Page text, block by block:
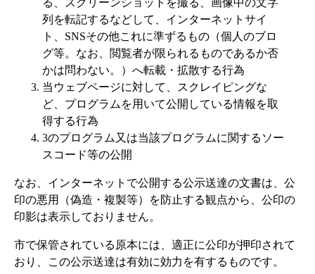
る、スクリーンショットを撮る、画像中の文字
列を転記するなどして、インターネットサイ
ト、SNSその他これに準ずるもの（個人のブロ
グ等。なお、閲覧者が限られるものであるか否
かは問わない。）へ転載・拡散する行為
当ウェブページに対して、スクレイピングな
ど、プログラムを用いて公開している情報を取
得する行為
3のプログラム又は当該プログラムに関するソー
スコード等の公開
なお、インターネットで公開する公示送達の文書は、公
印の悪用（偽造・複製等）を防止する観点から、公印の
印影は表示しておりません。
市で保管されている原本には、適正に公印が押印されて
おり、この公示送達は有効に効力を有するものです。